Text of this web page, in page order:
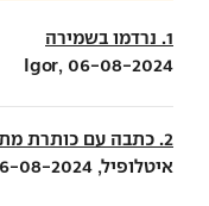
1. נרדמו בשמירה
Igor, 06-08-2024
2. כתבה עם כותרת מתלהמת
איטלופיל, 06-08-2024